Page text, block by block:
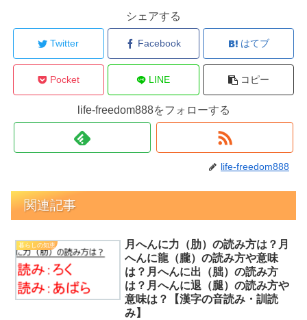
シェアする
Twitter Facebook はてブ
Pocket LINE コピー
life-freedom888をフォローする
life-freedom888
関連記事
暮らしの知恵
月へんに力（肋）の読み方は？月
へんに龍（朧）の読み方や意味
は？月へんに出（朏）の読み方
は？月へんに退（腿）の読み方や
意味は？【漢字の音読み・訓読
み】